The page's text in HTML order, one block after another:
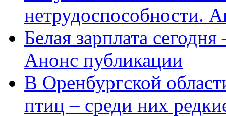
нетрудоспособности.
Белая зарплата
Анонс публикации
В Оренбургской
птиц – среди них